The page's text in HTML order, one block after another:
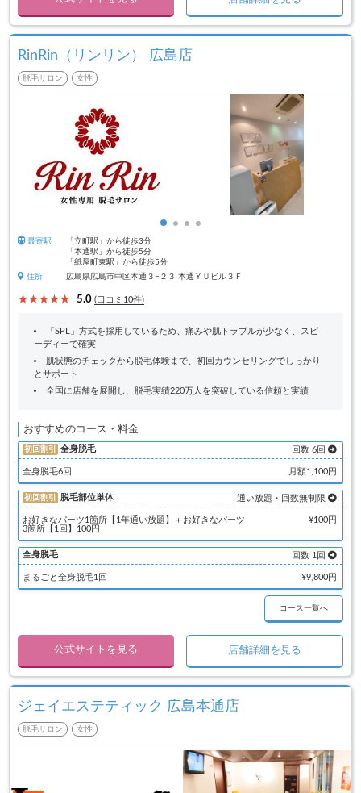
RinRin（リンリン） 広島店
脱毛サロン 女性
最寄駅
「立町駅」から徒歩3分
「本通駅」から徒歩5分
「紙屋町東駅」から徒歩5分
住所
広島県広島市中区本通３−２３ 本通ＹＵビル３Ｆ
5.0 (口コミ10件)
「SPL」方式を採用しているため、痛みや肌トラブルが少なく、スピ
ーディーで確実
肌状態のチェックから脱毛体験まで、初回カウンセリングでしっかり
とサポート
全国に店舗を展開し、脱毛実績220万人を突破している信頼と実績
おすすめのコース・料金
初回割引 全身脱毛 回数 6回
全身脱毛6回 月額1,100円
初回割引 脱毛部位単体 通い放題・回数無制限
お好きなパーツ1箇所【1年通い放題】＋お好きなパーツ
3箇所【1回】100円
¥100円
全身脱毛 回数 1回
まるごと全身脱毛1回 ¥9,800円
コース一覧へ
公式サイトを見る 店舗詳細を見る
ジェイエステティック 広島本通店
脱毛サロン 女性